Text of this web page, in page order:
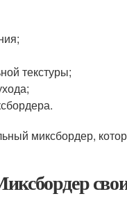
текстуры;
миксбордер,